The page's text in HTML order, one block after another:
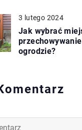
3 lutego 2024
Jak wybrać
ogrodzie?